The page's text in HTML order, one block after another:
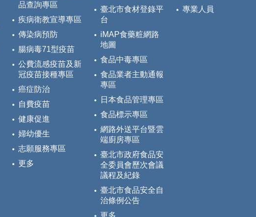
品查詢專區
疾病衛教宣導專區
傳染病預防
腸病毒71型疫苗
公費流感疫苗及新
冠疫苗接種專區
癌症防治
自費疫苗
健康促進
婦幼優生
志願服務專區
更多
臺北市食材登錄平
台
iMAP食藥粧網路
地圖
食品中毒專區
食品業者主動通報
專區
日本食品管理專區
食品標示專區
網路外送平台暨雲
端廚房專區
臺北市政府食品安
全委員會歷次會議
議程及紀錄
臺北市食品安全自
治條例公告
專業人員